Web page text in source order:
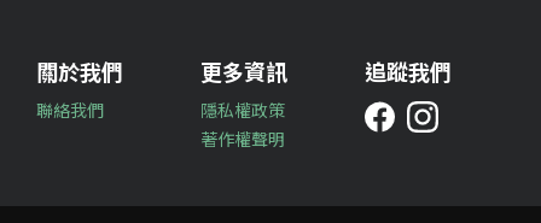
關於我們
聯絡我們
更多資訊
隱私權政策
著作權聲明
追蹤我們